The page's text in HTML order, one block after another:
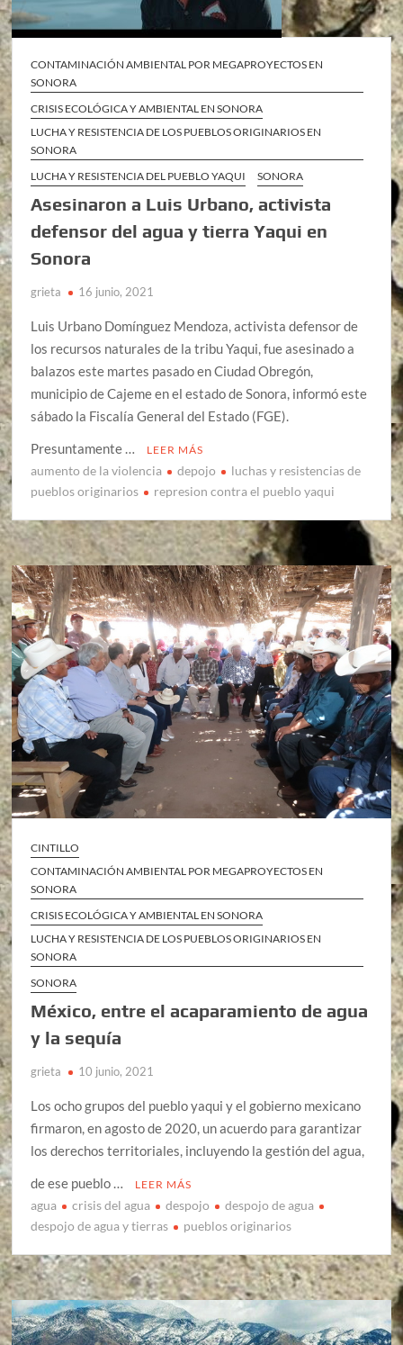
CONTAMINACIÓN AMBIENTAL POR MEGAPROYECTOS EN
SONORA
CRISIS ECOLÓGICA Y AMBIENTAL EN SONORA
LUCHA Y RESISTENCIA DE LOS PUEBLOS ORIGINARIOS EN
SONORA
LUCHA Y RESISTENCIA DEL PUEBLO YAQUI
SONORA
Asesinaron a Luis Urbano, activista
defensor del agua y tierra Yaqui en
Sonora
grieta 16 junio, 2021
Luis Urbano Domínguez Mendoza, activista defensor de
los recursos naturales de la tribu Yaqui, fue asesinado a
balazos este martes pasado en Ciudad Obregón,
municipio de Cajeme en el estado de Sonora, informó este
sábado la Fiscalía General del Estado (FGE).
Presuntamente …
LEER MÁS
aumento de la violencia depojo
luchas y resistencias de
pueblos originarios
represion contra el pueblo yaqui
CINTILLO
CONTAMINACIÓN AMBIENTAL POR MEGAPROYECTOS EN
SONORA
CRISIS ECOLÓGICA Y AMBIENTAL EN SONORA
LUCHA Y RESISTENCIA DE LOS PUEBLOS ORIGINARIOS EN
SONORA
SONORA
México, entre el acaparamiento de agua
y la sequía
grieta 10 junio, 2021
Los ocho grupos del pueblo yaqui y el gobierno mexicano
firmaron, en agosto de 2020, un acuerdo para garantizar
los derechos territoriales, incluyendo la gestión del agua,
de ese pueblo …
LEER MÁS
agua crisis del agua despojo
despojo de agua
despojo de agua y tierras
pueblos originarios